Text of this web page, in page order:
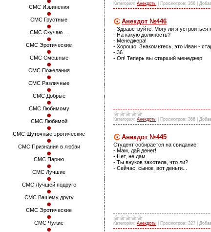
СМС Извинения
СМС Грустные
СМС Скучаю ...
СМС Эротические
СМС Смешные
СМС Пожелания
СМС Различные
СМС Добрые
СМС Любимому
СМС Любимой
СМС Шуточные эротические
СМС Признания в любви
СМС Парню
СМС Лучшие
СМС Лучшей подруге
СМС Вашему другу
СМС Эротические
СМС Чужие
Категория: Анекдоты Просмотров: 356
Анекдот №446
- Здравствуйте. Могу ли я устроиться
- На какую должность?
- Менеджера!
- Хорошо. Знакомьтесь, это Иван -
- 36.
- Оп! Теперь вы старший менеджер!
Категория: Анекдоты Просмотров: 366
Анекдот №445
Студент собирается на свидание:
- Мам, дай денег!
- Нет, не дам.
- Ты внуков захотела, что ли?
- Сейчас, сынок, вот деньги...
Категория: Анекдоты Просмотров: 327